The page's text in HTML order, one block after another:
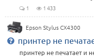
1 1 433
Epson Stylus CX4300
принтер не
принтер не печатает и